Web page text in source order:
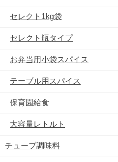
セレクト1kg袋
セレクト瓶タイプ
お弁当用小袋スパイス
テーブル用スパイス
保育園給食
大容量レトルト
チューブ調味料